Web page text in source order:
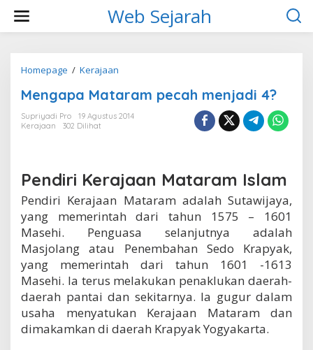
w
Web Sejarah
Homepage / Kerajaan
n
a
t
a
m
e
c
a
h
m
e
n
Mengapa Mataram pecah menjadi 4?
Supriyadi Pro
19 Agustus 2014
Kerajaan
302 Dilihat
Pendiri Kerajaan Mataram Islam
Pendiri Kerajaan Mataram adalah Sutawijaya,
yang memerintah dari tahun 1575 – 1601
Masehi. Penguasa selanjutnya adalah
Masjolang atau Penembahan Sedo Krapyak,
yang memerintah dari tahun 1601 -1613
Masehi. Ia terus melakukan penaklukan daerah-
daerah pantai dan sekitarnya. Ia gugur dalam
usaha menyatukan Kerajaan Mataram dan
dimakamkan di daerah Krapyak Yogyakarta.